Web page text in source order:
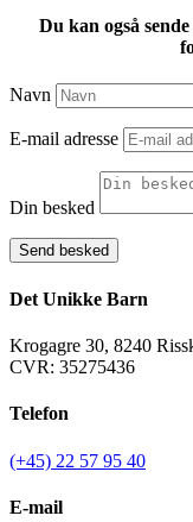
Du kan også
Navn
E-mail adresse
Din besked
Send besked
Det Unikke Barn
Krogagre 30, 8240
CVR: 35275436
Telefon
(+45) 22 57 95 40
E-mail